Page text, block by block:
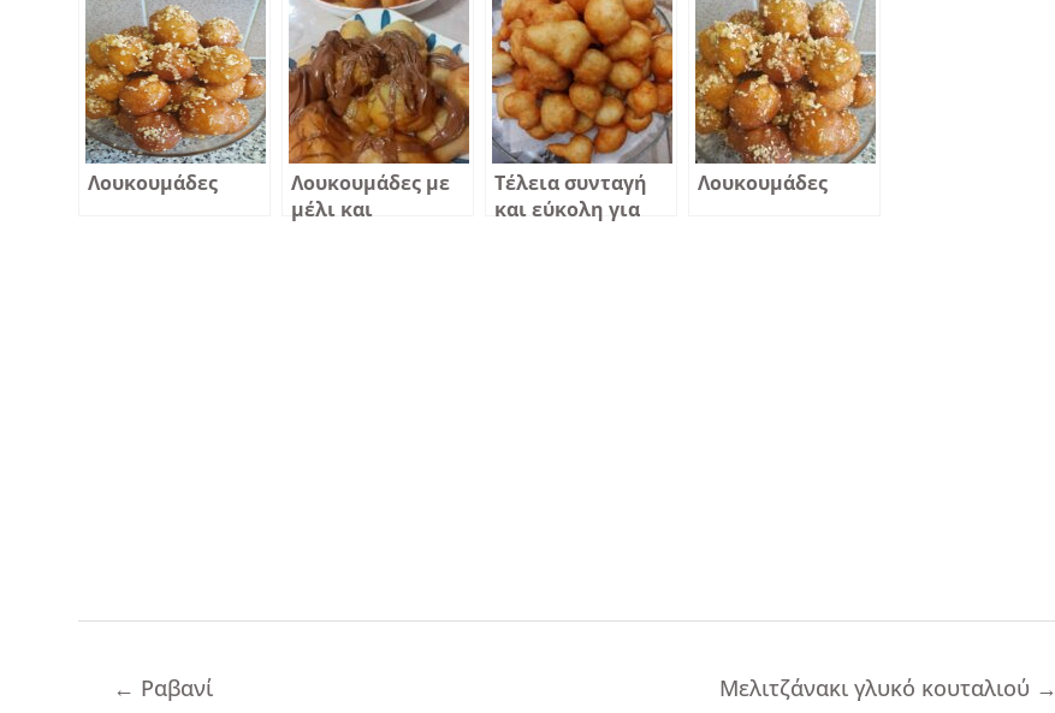
Λουκουμάδες
Λουκουμάδες με
μέλι και
Τέλεια συνταγή
και εύκολη για
Λουκουμάδες
Πλοήγηση
← Ραβανί Μελιτζάνακι γλυκό κουταλιού →